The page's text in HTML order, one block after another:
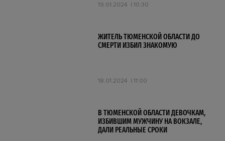
19.01.2024 10:30
ЖИТЕЛЬ ТЮМЕНСКОЙ ОБЛАСТИ ДО
СМЕРТИ ИЗБИЛ ЗНАКОМУЮ
18.01.2024 11:00
В ТЮМЕНСКОЙ ОБЛАСТИ ДЕВОЧКАМ,
ИЗБИВШИМ МУЖЧИНУ НА ВОКЗАЛЕ,
ДАЛИ РЕАЛЬНЫЕ СРОКИ